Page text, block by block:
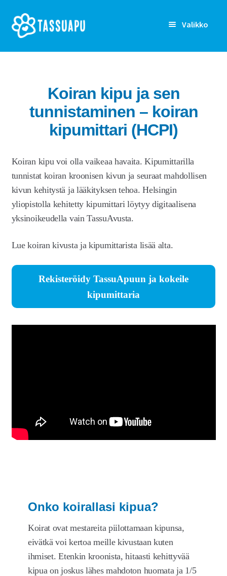
Siirry
navigointiin
Siirry
sisältöön
Valikko
Rekisteröidy
Etusivu
Kenelle
Ominaisuudet
Kivun kartoitus ja seuranta
Koiran kipu ja kipumittari
Kissan kipu ja kipumittari
Ravinto ja paino
Kauppa
Koiran kipu ja sen
tunnistaminen – koiran
kipumittari (HCPI)
Koiran kipu voi olla vaikeaa havaita. Kipumittarilla
tunnistat koiran kroonisen kivun ja seuraat mahdollisen
kivun kehitystä ja lääkityksen tehoa. Helsingin
yliopistolla kehitetty kipumittari löytyy digitaalisena
yksinoikeudella vain TassuAvusta.
Lue koiran kivusta ja kipumittarista lisää alta.
Rekisteröidy TassuApuun ja kokeile
kipumittaria
Onko koirallasi kipua?
Koirat ovat mestareita piilottamaan kipunsa,
eivätkä voi kertoa meille kivustaan kuten
ihmiset. Etenkin kroonista, hitaasti kehittyvää
kipua on joskus lähes mahdoton huomata ja 1/5